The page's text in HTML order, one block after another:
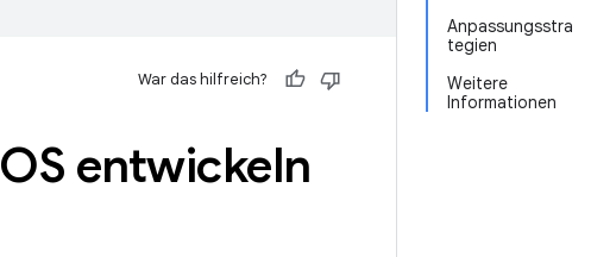
Anpassungsstra
tegien
Weitere
Informationen
War das hilfreich?
OS entwickeln